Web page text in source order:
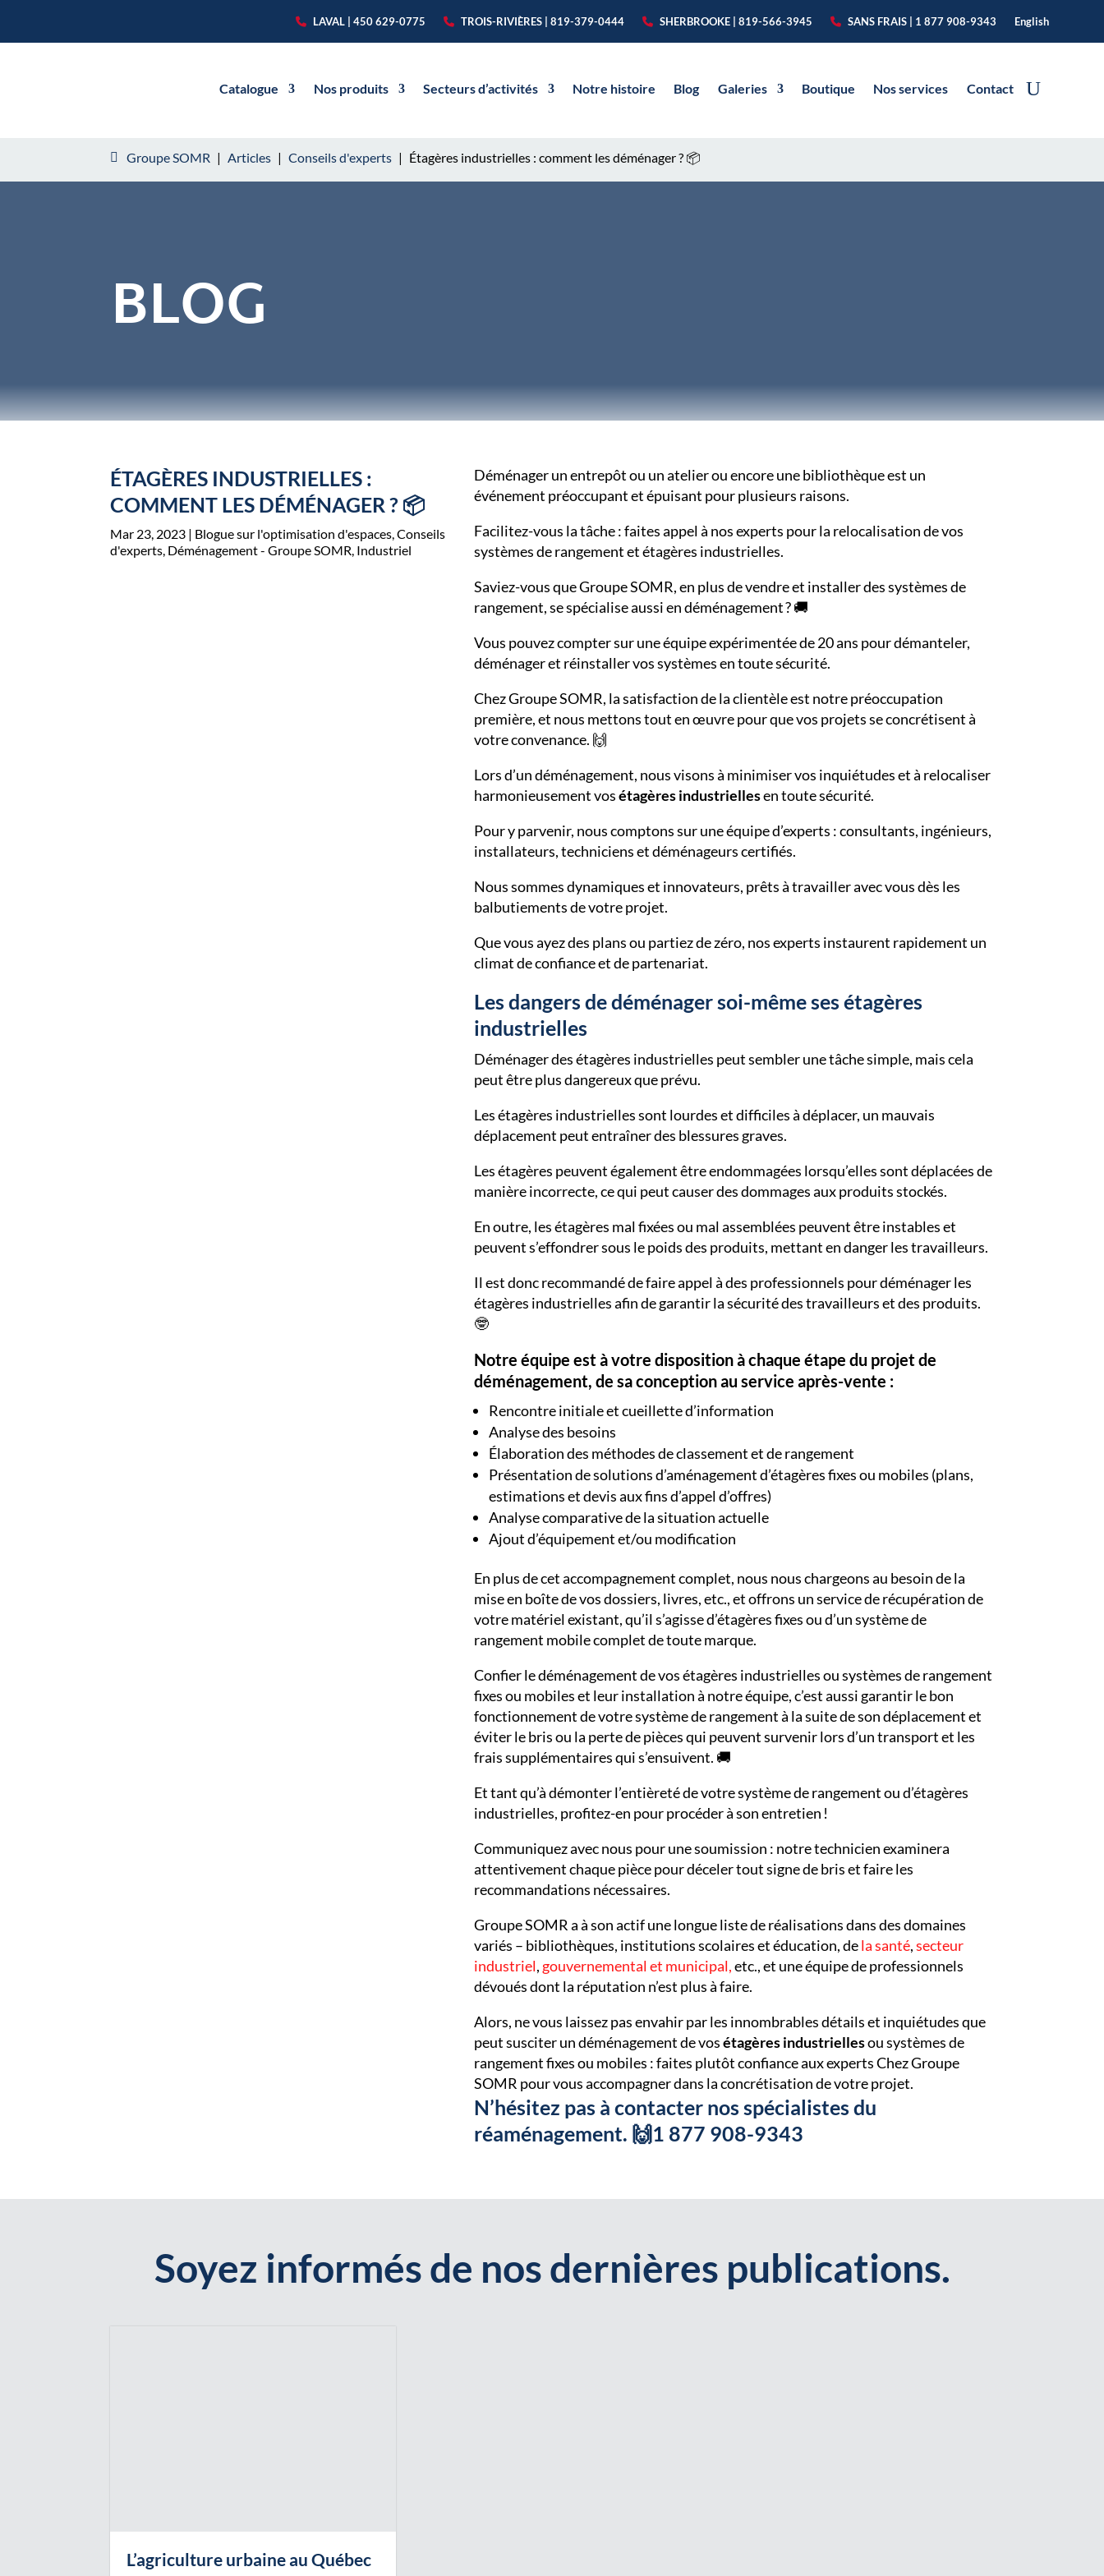
LAVAL | 450 629-0775 TROIS-RIVIÈRES | 819-379-0444 SHERBROOKE | 819-566-3945 SANS FRAIS | 1 877 908-9343 English
Catalogue Nos produits Secteurs d’activités Notre histoire Blog Galeries Boutique Nos services Contact
Groupe SOMR | Articles | Conseils d'experts | Étagères industrielles : comment les déménager ? 📦
BLOG
ÉTAGÈRES INDUSTRIELLES :
COMMENT LES DÉMÉNAGER ? 📦
Mar 23, 2023 | Blogue sur l'optimisation d'espaces,Conseils
d'experts, Déménagement - Groupe SOMR, Industriel
Déménager un entrepôt ou un atelier ou encore une bibliothèque est un
événement préoccupant et épuisant pour plusieurs raisons.
Facilitez-vous la tâche : faites appel à nos experts pour la relocalisation de vos
systèmes de rangement et étagères industrielles.
Saviez-vous que Groupe SOMR, en plus de vendre et installer des systèmes de
rangement, se spécialise aussi en déménagement ? 🚚
Vous pouvez compter sur une équipe expérimentée de 20 ans pour démanteler,
déménager et réinstaller vos systèmes en toute sécurité.
Chez Groupe SOMR, la satisfaction de la clientèle est notre préoccupation
première, et nous mettons tout en œuvre pour que vos projets se concrétisent à
votre convenance. 🙌
Lors d’un déménagement, nous visons à minimiser vos inquiétudes et à relocaliser
harmonieusement vosétagères industriellesen toute sécurité.
Pour y parvenir, nous comptons sur une équipe d’experts : consultants, ingénieurs,
installateurs, techniciens et déménageurs certifiés.
Nous sommes dynamiques et innovateurs, prêts à travailler avec vous dès les
balbutiements de votre projet.
Que vous ayez des plans ou partiez de zéro, nos experts instaurent rapidement un
climat de confiance et de partenariat.
Les dangers de déménager soi-même ses étagères
industrielles
Déménager des étagères industrielles peut sembler une tâche simple, mais cela
peut être plus dangereux que prévu.
Les étagères industrielles sont lourdes et difficiles à déplacer, un mauvais
déplacement peut entraîner des blessures graves.
Les étagères peuvent également être endommagées lorsqu’elles sont déplacées de
manière incorrecte, ce qui peut causer des dommages aux produits stockés.
En outre, les étagères mal fixées ou mal assemblées peuvent être instables et
peuvent s’effondrer sous le poids des produits, mettant en danger les travailleurs.
Il est donc recommandé de faire appel à des professionnels pour déménager les
étagères industrielles afin de garantir la sécurité des travailleurs et des produits.
🤓
Notre équipe est à votre disposition à chaque étape du projet de
déménagement, de sa conception au service après-vente :
Rencontre initiale et cueillette d’information
Analyse des besoins
Élaboration des méthodes de classement et de rangement
Présentation de solutions d’aménagement d’étagères fixes ou mobiles (plans,
estimations et devis aux fins d’appel d’offres)
Analyse comparative de la situation actuelle
Ajout d’équipement et/ou modification
En plus de cet accompagnement complet, nous nous chargeons au besoin de la
mise en boîte de vos dossiers, livres, etc., et offrons un service de récupération de
votre matériel existant, qu’il s’agisse d’étagères fixes ou d’un système de
rangement mobile complet de toute marque.
Confier le déménagement de vos étagères industrielles ou systèmes de rangement
fixes ou mobiles et leur installation à notre équipe, c’est aussi garantir le bon
fonctionnement de votre système de rangement à la suite de son déplacement et
éviter le bris ou la perte de pièces qui peuvent survenir lors d’un transport et les
frais supplémentaires qui s’ensuivent. 🚚
Et tant qu’à démonter l’entièreté de votre système de rangement ou d’étagères
industrielles, profitez-en pour procéder à son entretien !
Communiquez avec nous pour une soumission : notre technicien examinera
attentivement chaque pièce pour déceler tout signe de bris et faire les
recommandations nécessaires.
Groupe SOMR a à son actif une longue liste de réalisations dans des domaines
variés – bibliothèques, institutions scolaires et éducation, dela santé,secteur
industriel, gouvernemental et municipal,etc., et une équipe de professionnels
dévoués dont la réputation n’est plus à faire.
Alors, ne vous laissez pas envahir par les innombrables détails et inquiétudes que
peut susciter un déménagement de vosétagères industriellesou systèmes de
rangement fixes ou mobiles : faites plutôt confiance aux experts Chez Groupe
SOMR pour vous accompagner dans la concrétisation de votre projet.
N’hésitez pas à contacter nos spécialistes du
réaménagement. 🙌1 877 908-9343
Soyez informés de nos dernières publications.
L’agriculture urbaine au Québec